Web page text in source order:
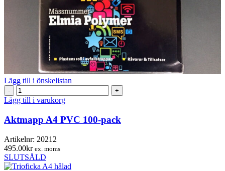
Lägg till i önskelistan
Aktmapp
A4
PVC
100-
pack
Lägg till i varukorg
Aktmapp A4 PVC 100-pack
Artikelnr: 20212
495.00kr ex. moms
SLUTSÅLD